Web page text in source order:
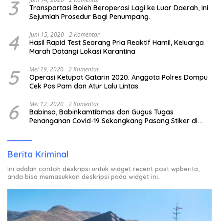
3
Transportasi Boleh Beroperasi Lagi ke Luar Daerah, Ini
Sejumlah Prosedur Bagi Penumpang.
4 Juni 15, 2020 2 Komentar
Hasil Rapid Test Seorang Pria Reaktif Hamil, Keluarga
Marah Datangi Lokasi Karantina
5 Mei 19, 2020 2 Komentar
Operasi Ketupat Gatarin 2020. Anggota Polres Dompu
Cek Pos Pam dan Atur Lalu Lintas.
6 Mei 12, 2020 2 Komentar
Babinsa, Babinkamtibmas dan Gugus Tugas
Penanganan Covid-19 Sekongkang Pasang Stiker di
Berita Kriminal
Ini adalah contoh deskripsi untuk widget recent post wpberita,
anda bisa memasukkan deskripsi pada widget ini.